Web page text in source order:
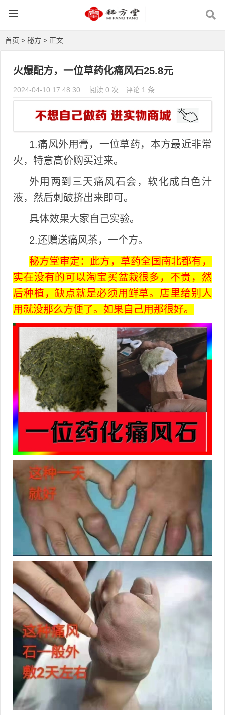
首页 > 秘方 > 正文
火爆配方，一位草药化痛风石25.8元
2024-04-10 17:48:30 阅读 0 次 评论 1 条
1.痛风外用膏，一位草药，本方最近非常
火，特意高价购买过来。
外用两到三天痛风石会，软化成白色汁
液，然后刺破挤出来即可。
具体效果大家自己实验。
2.还赠送痛风茶，一个方。
秘方堂审定：此方，草药全国南北都有，
实在没有的可以淘宝买盆栽很多，不贵，然
后种植，缺点就是必须用鲜草。店里给别人
用就没那么方便了。如果自己用那很好。